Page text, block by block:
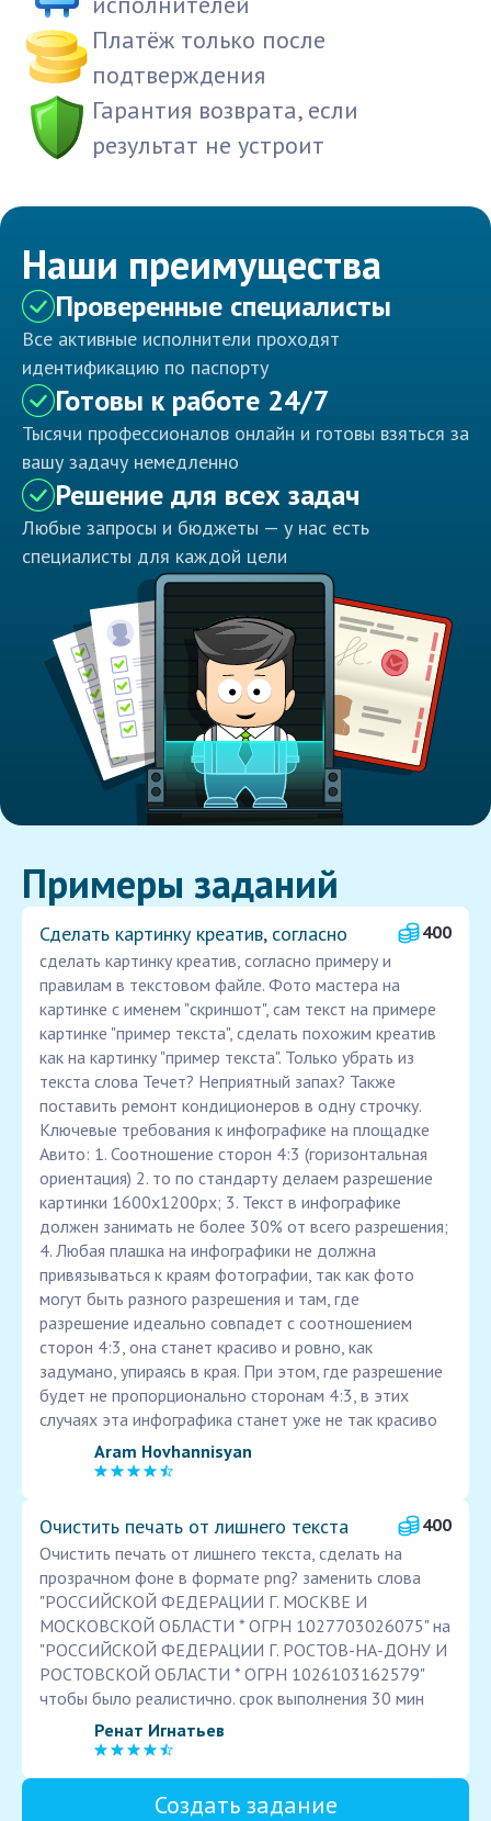
Платёж только после
подтверждения
Гарантия возврата, если
результат не устроит
Наши преимущества
Проверенные специалисты
Все активные исполнители проходят
идентификацию по паспорту
Готовы к работе 24/7
Тысячи профессионалов онлайн и готовы взяться за
вашу задачу немедленно
Решение для всех задач
Любые запросы и бюджеты — у нас есть
специалисты для каждой цели
Примеры заданий
Сделать картинку креатив, согласно
400
сделать картинку креатив, согласно примеру и
правилам в текстовом файле. Фото мастера на
картинке с именем "скриншот", сам текст на примере
картинке "пример текста", сделать похожим креатив
как на картинку "пример текста". Только убрать из
текста слова Течет? Неприятный запах? Также
поставить ремонт кондиционеров в одну строчку.
Ключевые требования к инфографике на площадке
Авито: 1. Соотношение сторон 4:3 (горизонтальная
ориентация) 2. то по стандарту делаем разрешение
картинки 1600х1200px; 3. Текст в инфографике
должен занимать не более 30% от всего разрешения;
4. Любая плашка на инфографики не должна
привязываться к краям фотографии, так как фото
могут быть разного разрешения и там, где
разрешение идеально совпадет с соотношением
сторон 4:3, она станет красиво и ровно, как
задумано, упираясь в края. При этом, где разрешение
будет не пропорционально сторонам 4:3, в этих
случаях эта инфографика станет уже не так красиво
Aram Hovhannisyan
Очистить печать от лишнего текста
400
Очистить печать от лишнего текста, сделать на
прозрачном фоне в формате png? заменить слова
"РОССИЙСКОЙ ФЕДЕРАЦИИ Г. МОСКВЕ И
МОСКОВСКОЙ ОБЛАСТИ * ОГРН 1027703026075" на
"РОССИЙСКОЙ ФЕДЕРАЦИИ Г. РОСТОВ-НА-ДОНУ И
РОСТОВСКОЙ ОБЛАСТИ * ОГРН 1026103162579"
чтобы было реалистично. срок выполнения 30 мин
Ренат Игнатьев
Создать задание